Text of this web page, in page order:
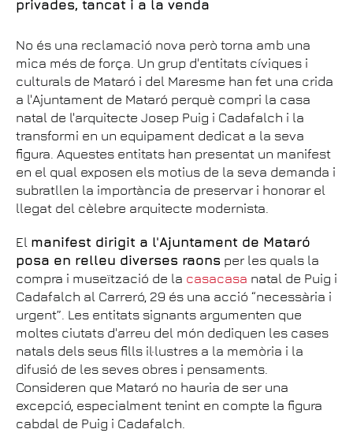
privades, tancat i a la venda
No és una reclamació nova però torna amb una
mica més de força. Un grup d'entitats cíviques i
culturals de Mataró i del Maresme han fet una crida
a l'Ajuntament de Mataró perquè compri la casa
natal de l'arquitecte Josep Puig i Cadafalch i la
transformi en un equipament dedicat a la seva
figura. Aquestes entitats han presentat un manifest
en el qual exposen els motius de la seva demanda i
subratllen la importància de preservar i honorar el
llegat del cèlebre arquitecte modernista.
El manifest dirigit a l'Ajuntament de Mataró
posa en relleu diverses raons per les quals la
compra i museïtzació de la casacasa natal de Puig i
Cadafalch al Carreró, 29 és una acció “necessària i
urgent”. Les entitats signants argumenten que
moltes ciutats d'arreu del món dediquen les cases
natals dels seus fills il·lustres a la memòria i la
difusió de les seves obres i pensaments.
Consideren que Mataró no hauria de ser una
excepció, especialment tenint en compte la figura
cabdal de Puig i Cadafalch.